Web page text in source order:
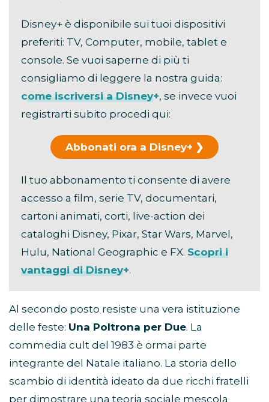
Disney+ è disponibile sui tuoi dispositivi
preferiti: TV, Computer, mobile, tablet e
console. Se vuoi saperne di più ti
consigliamo di leggere la nostra guida:
come iscriversi a Disney+, se invece vuoi
registrarti subito procedi qui:
Abbonati ora a Disney+
Il tuo abbonamento ti consente di avere
accesso a film, serie TV, documentari,
cartoni animati, corti, live-action dei
cataloghi Disney, Pixar, Star Wars, Marvel,
Hulu, National Geographic e FX. Scopri i
vantaggi di Disney+.
Al secondo posto resiste una vera istituzione
delle feste: Una Poltrona per Due. La
commedia cult del 1983 è ormai parte
integrante del Natale italiano. La storia dello
scambio di identità ideato da due ricchi fratelli
per dimostrare una teoria sociale mescola